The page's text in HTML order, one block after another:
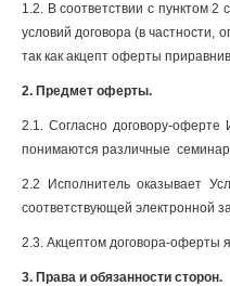
1.2. В соответствии с пунктом
условий договора (в частности,
так как акцепт оферты
2. Предмет оферты.
2.1. Согласно договору-
понимаются различные
2.2 Исполнитель оказывает
соответствующей электронной
2.3. Акцептом договора-оферты
3. Права и обязанности сторон.